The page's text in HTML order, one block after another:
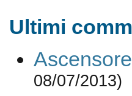
Ultimi
08/07/2013)